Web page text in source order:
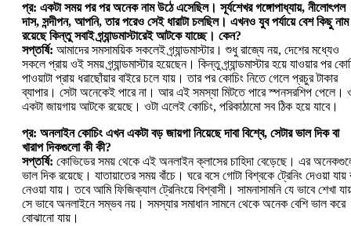
প্র: একটা সময় পর পর অনেক নাম উঠে এসেছিল। সূর্যশেখর গঙ্গোপাধ্যায়, নীলোৎপল
দাস, সন্দীপন, আপনি, তার পরেও সেই ধারাটা চলছিল। এখনও যুব পর্যায়ে বেশ কিছু নাম
রয়েছে কিন্তু সবাই গ্র্যান্ডমাস্টারেই আটকে যাচ্ছে। কেন?
সপ্তর্ষি: আমাদের সমসাময়িক সকলেই গ্র্যান্ডমাস্টার। শুধু রাজ্যে নয়, দেশের মধ্যেও
সকলে প্রায় ওই সময় গ্র্যান্ডমাস্টার হয়েছেন। কিন্তু গ্র্যান্ডমাস্টার হয়ে যাওয়ার পর
পাওয়াটা প্রায় ধরাছোঁয়ার বাইরে চলে যায়। তার পর কোচিং নিতে গেলে প্রচুর টাকার
ব্যাপার। সেটা অনেকেই পারে না। আর এই সমস্যা মিটতে পারে স্পনসরশিপ পেলে।
একটা জায়গায় আটকে রয়েছে। ওটা এলেই কোচিং, পরিকাঠামো সব ঠিক হয়ে যাবে।
প্র: অনলাইন কোচিং এখন একটা বড় জায়গা নিয়েছে দাবা বিশ্বে, সেটার ভাল দিক বা
খারাপ দিকগুলো কী কী?
সপ্তর্ষি: কোভিডের সময় থেকে এই অনলাইন ক্লাসের চাহিদা বেড়েছে। এর
ভাল দিক রয়েছে। যাতায়াতের সময় বাঁচে। ঘরে বসে গোটা বিশ্বকে ট্রেনিং দেওয়া যায়
নেওয়া যায়। তবে আমি ফিজিক্যাল ট্রেনিংয়ে বিশ্বাসী। সামনাসামনি যে ভাবে শেখা
সে ভাবে অনলাইনে সম্ভব নয়। সমস্যার সমাধান সামনে থেকে অনেক বেশি ভাল করে
বোঝানো যায়।